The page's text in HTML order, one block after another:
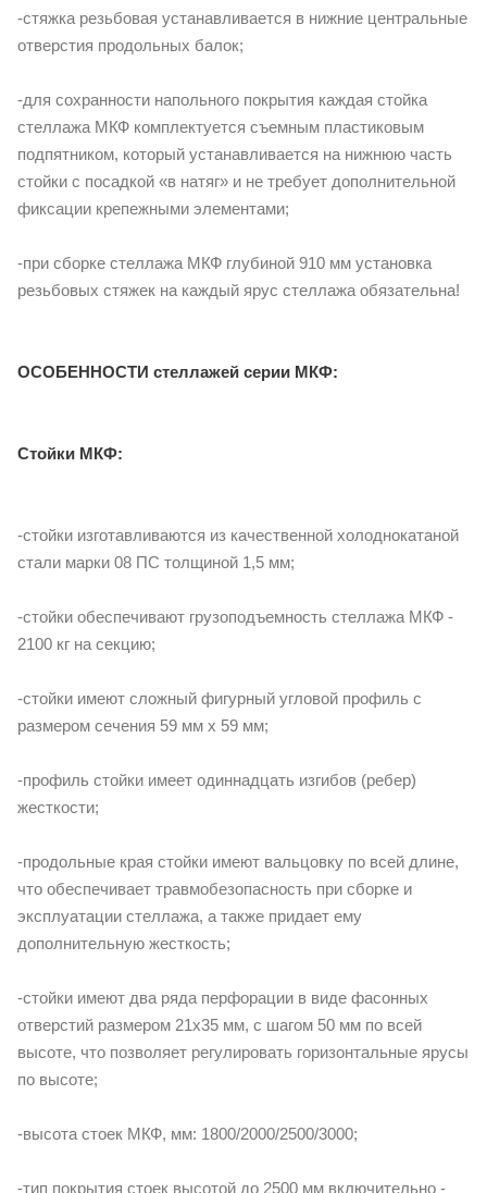
-стяжка резьбовая устанавливается в нижние центральные
отверстия продольных балок;
-для сохранности напольного покрытия каждая стойка
стеллажа МКФ комплектуется съемным пластиковым
подпятником, который устанавливается на нижнюю часть
стойки с посадкой «в натяг» и не требует дополнительной
фиксации крепежными элементами;
-при сборке стеллажа МКФ глубиной 910 мм установка
резьбовых стяжек на каждый ярус стеллажа обязательна!
ОСОБЕННОСТИ стеллажей серии МКФ:
Стойки МКФ:
-стойки изготавливаются из качественной холоднокатаной
стали марки 08 ПС толщиной 1,5 мм;
-стойки обеспечивают грузоподъемность стеллажа МКФ -
2100 кг на секцию;
-стойки имеют сложный фигурный угловой профиль с
размером сечения 59 мм х 59 мм;
-профиль стойки имеет одиннадцать изгибов (ребер)
жесткости;
-продольные края стойки имеют вальцовку по всей длине,
что обеспечивает травмобезопасность при сборке и
эксплуатации стеллажа, а также придает ему
дополнительную жесткость;
-стойки имеют два ряда перфорации в виде фасонных
отверстий размером 21х35 мм, с шагом 50 мм по всей
высоте, что позволяет регулировать горизонтальные ярусы
по высоте;
-высота стоек МКФ, мм: 1800/2000/2500/3000;
-тип покрытия стоек высотой до 2500 мм включительно -